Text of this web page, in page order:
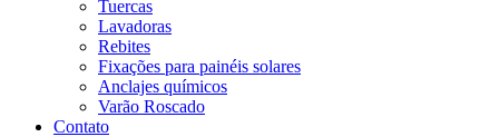
Tuercas
Lavadoras
Rebites
Fixações para painéis solares
Anclajes químicos
Varão Roscado
Contato